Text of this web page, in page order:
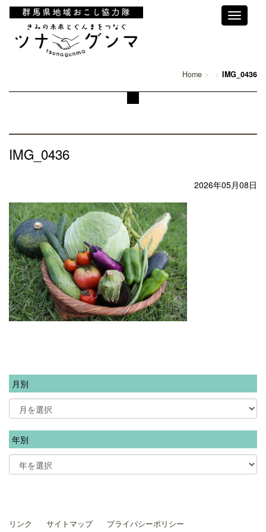
Toggle
Home IMG_0436
IMG_0436
2026年05月08日
月別
年別
リンク サイトマップ プライバシーポリシー